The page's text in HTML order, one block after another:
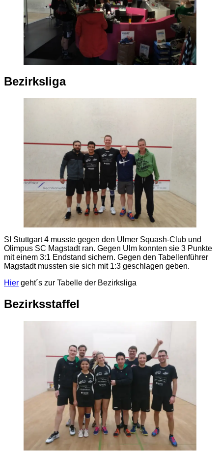
Bezirksliga
SI Stuttgart 4 musste gegen den Ulmer Squash-Club und
Olimpus SC Magstadt ran. Gegen Ulm konnten sie 3 Punkte
mit einem 3:1 Endstand sichern. Gegen den Tabellenführer
Magstadt mussten sie sich mit 1:3 geschlagen geben.
Hier geht´s zur Tabelle der Bezirksliga
Bezirksstaffel